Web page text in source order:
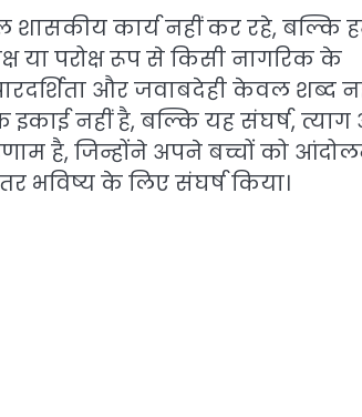
कार्य नहीं कर रहे, बल्कि
या परोक्ष रूप से किसी नागरिक के
और जवाबदेही केवल शब्द
नहीं है, बल्कि यह संघर्ष,
है, जिन्होंने अपने बच्चों को
भविष्य के लिए संघर्ष किया।